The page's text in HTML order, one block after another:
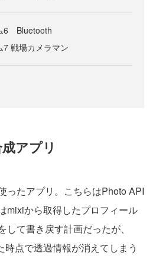
6 Bluetooth
7 戦場カメラマン
アプリ
ったアプリ。こちらはPhoto API
mixiから取得したプロフィール
て書き戻す計画だったが、
点で透過情報が消えてしまう